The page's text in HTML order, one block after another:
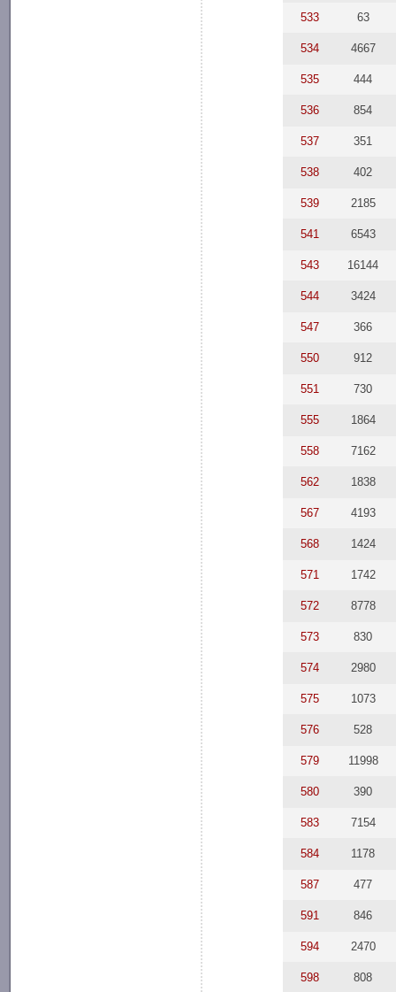
533 63
534 4667
535 444
536 854
537 351
538 402
539 2185
541 6543
543 16144
544 3424
547 366
550 912
551 730
555 1864
558 7162
562 1838
567 4193
568 1424
571 1742
572 8778
573 830
574 2980
575 1073
576 528
579 11998
580 390
583 7154
584 1178
587 477
591 846
594 2470
598 808